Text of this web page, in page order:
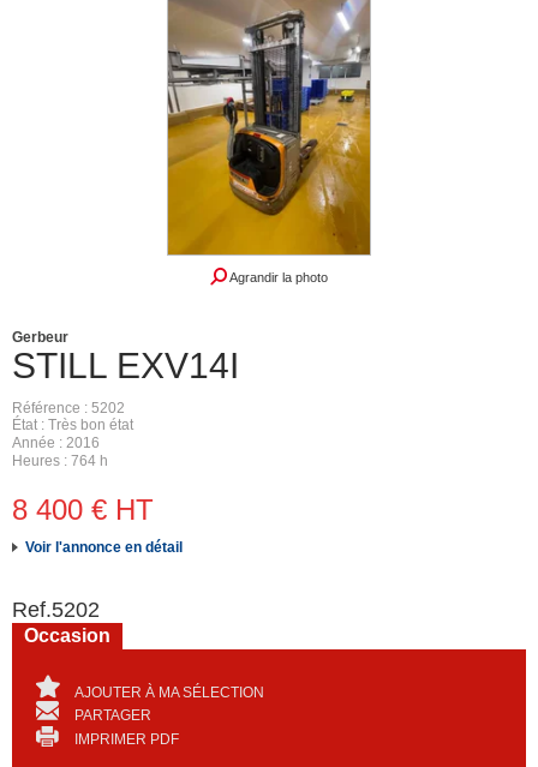
Agrandir la photo
STILL EXV14I
Gerbeur
Référence
5202
État
Très bon état
Année
2016
Heures
764 h
8 400 € HT
Voir l'annonce en détail
Ref.5202
Occasion
AJOUTER À MA SÉLECTION
PARTAGER
IMPRIMER PDF